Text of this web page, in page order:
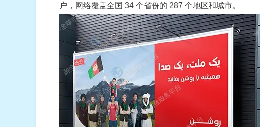
户，网络覆盖全国 34 个省份的 287 个地区和城市。